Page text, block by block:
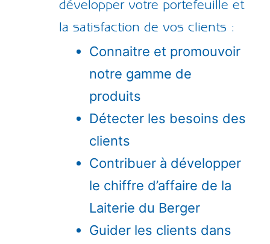
développer votre portefeuille et
la satisfaction de vos clients :
Connaitre et promouvoir
notre gamme de
produits
Détecter les besoins des
clients
Contribuer à développer
le chiffre d’affaire de la
Laiterie du Berger
Guider les clients dans